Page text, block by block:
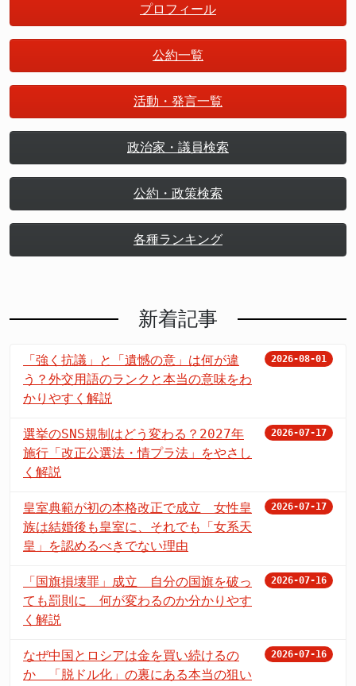
プロフィール
公約一覧
活動・発言一覧
政治家・議員検索
公約・政策検索
各種ランキング
新着記事
「強く抗議」と「遺憾の意」は何が違
う？外交用語のランクと本当の意味をわ
かりやすく解説
2026-08-01
選挙のSNS規制はどう変わる？2027年
施行「改正公選法・情プラ法」をやさし
く解説
2026-07-17
皇室典範が初の本格改正で成立 女性皇
族は結婚後も皇室に、それでも「女系天
皇」を認めるべきでない理由
2026-07-17
「国旗損壊罪」成立 自分の国旗を破っ
ても罰則に 何が変わるのか分かりやす
く解説
2026-07-16
なぜ中国とロシアは金を買い続けるの
か 「脱ドル化」の裏にある本当の狙い
2026-07-16